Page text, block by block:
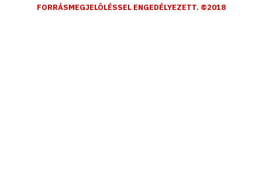
FORRÁSMEGJELÖLÉSSEL ENGEDÉLYEZETT. ©2018